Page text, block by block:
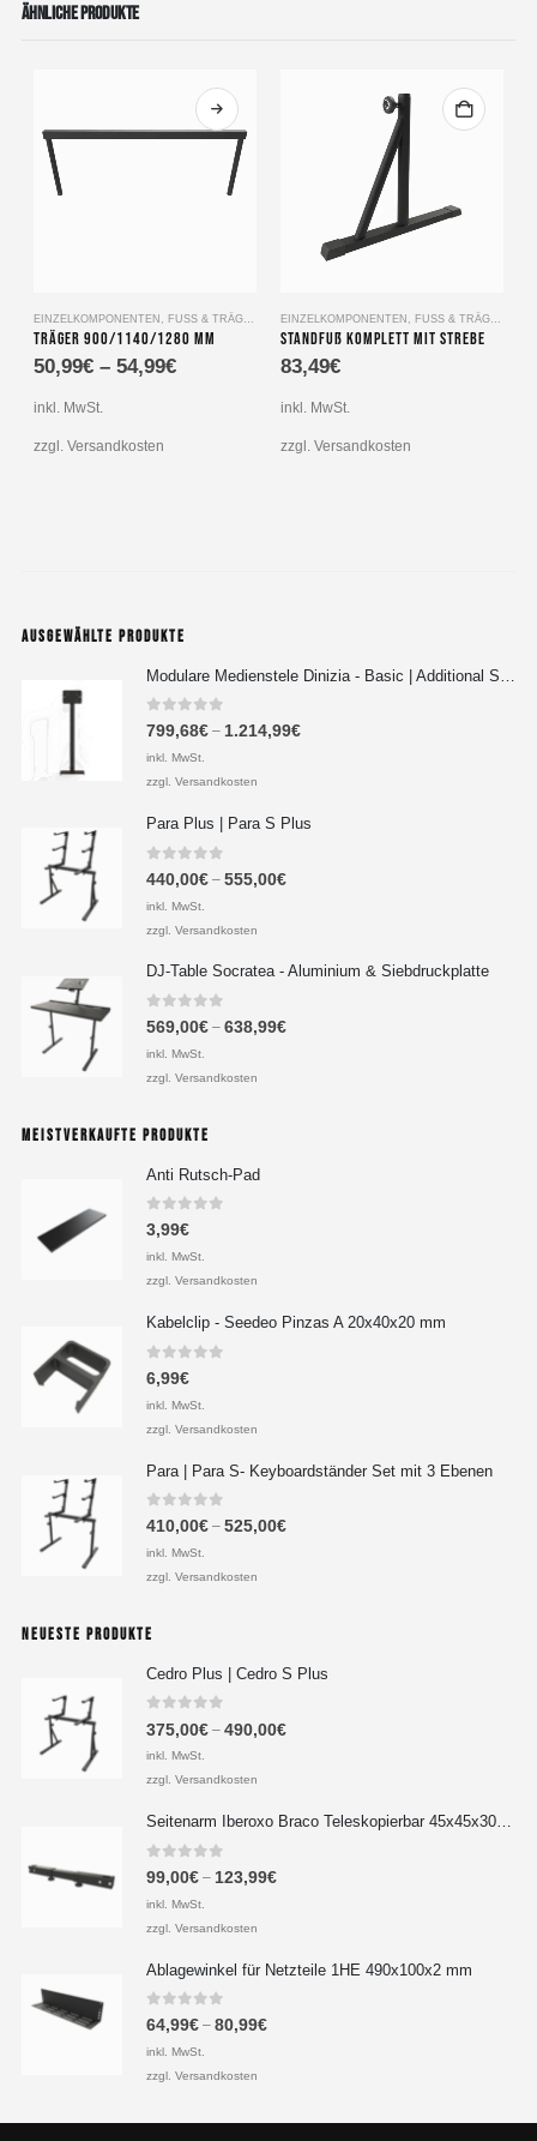
ÄHNLICHE PRODUKTE
EINZELKOMPONENTEN FUSS & TRÄGER
Träger 900/1140/1280 mm
50,99€– 54,99€
inkl. MwSt.
zzgl. Versandkosten
EINZELKOMPONENTEN FUSS & TRÄGER
Standfuß komplett mit Strebe
83,49€
inkl. MwSt.
zzgl. Versandkosten
AUSGEWÄHLTE PRODUKTE
0out of 5
799,68€– 1.214,99€
inkl. MwSt.
zzgl. Versandkosten
Para Plus | Para S Plus
0 out of 5
440,00€– 555,00€
inkl. MwSt.
zzgl. Versandkosten
DJ-Table Socratea - Aluminium & Siebdruckplatte
0out of 5
569,00€– 638,99€
inkl. MwSt.
zzgl. Versandkosten
MEISTVERKAUFTE PRODUKTE
Anti Rutsch-Pad
0 out of 5
3,99€
inkl. MwSt.
zzgl. Versandkosten
Kabelclip - Seedeo Pinzas A 20x40x20 mm
0 out of 5
6,99€
inkl. MwSt.
zzgl. Versandkosten
Para | Para S- Keyboardständer Set mit 3 Ebenen
0out of 5
410,00€– 525,00€
inkl. MwSt.
zzgl. Versandkosten
NEUESTE PRODUKTE
Cedro Plus | Cedro S Plus
0out of 5
375,00€– 490,00€
inkl. MwSt.
zzgl. Versandkosten
Seitenarm Iberoxo Braco Teleskopierbar 45x45x300-450 mm
0out of 5
99,00€– 123,99€
inkl. MwSt.
zzgl. Versandkosten
Ablagewinkel für Netzteile 1HE 490x100x2 mm
0 out of 5
64,99€– 80,99€
inkl. MwSt.
zzgl. Versandkosten